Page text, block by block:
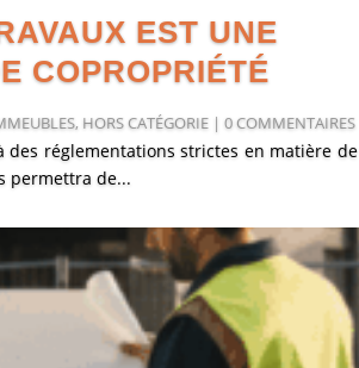
EST UNE
COPROPRIÉTÉ
, HORS CATÉGORIE | 0 COMMENTAIRES
des réglementations strictes en matière de
permettra de...